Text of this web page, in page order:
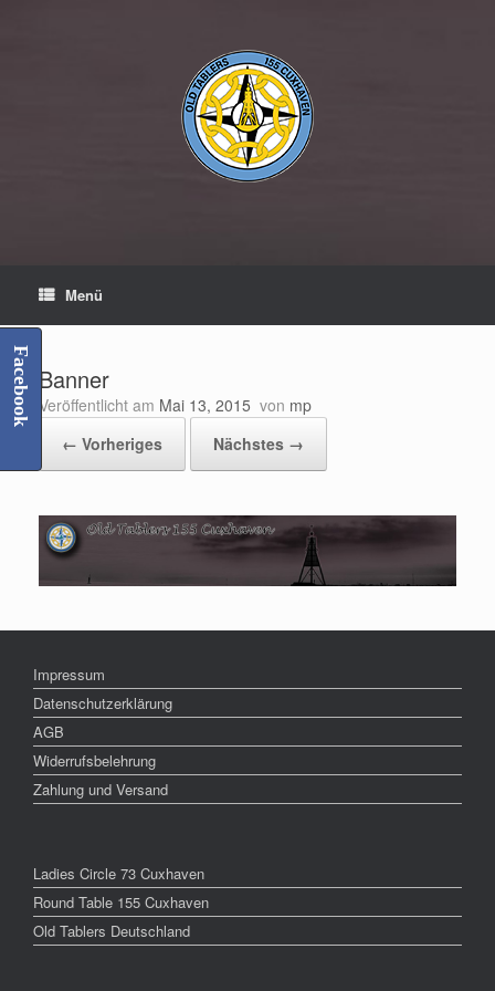
Menü
Banner
Veröffentlicht am Mai 13, 2015 von mp
← Vorheriges
Nächstes →
Impressum
Datenschutzerklärung
AGB
Widerrufsbelehrung
Zahlung und Versand
Ladies Circle 73 Cuxhaven
Round Table 155 Cuxhaven
Old Tablers Deutschland
Facebook